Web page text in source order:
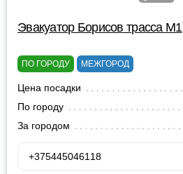
Эвакуатор Борисов трасса М1
ПО ГОРОДУ МЕЖГОРОД
Цена посадки
По городу
За городом
+375445046118